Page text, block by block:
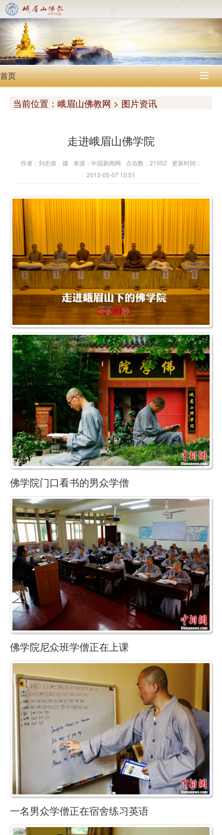
首页 
当前位置： 峨眉山佛教网 > 图片资讯
走进峨眉山佛学院
作者：刘忠俊 摄 来源：中国新闻网 点击数：21052
更新时间：
2013-05-07 10:51
佛学院门口看书的男众学僧
佛学院尼众班学僧正在上课
一名男众学僧正在宿舍练习英语